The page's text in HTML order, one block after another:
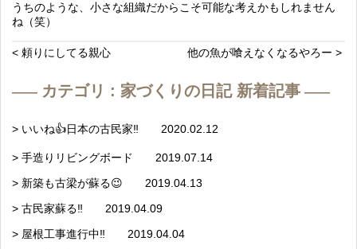
うちのような、小さな組織だからこそ可能な考えかもしれません
ね（笑）
< 頼りにしてる親心 他の魚が喰えなくなるやろー >
カテゴリ : 家づくりの日記 新着記事
> いいね👍日本の古民家‼️ 2020.02.12
> 手造りリビングボード 2019.07.14
> 新築も古梁が蘇る😉 2019.04.13
> 古民家蘇る‼️ 2019.04.09
> 屋根工事進行中‼️ 2019.04.04